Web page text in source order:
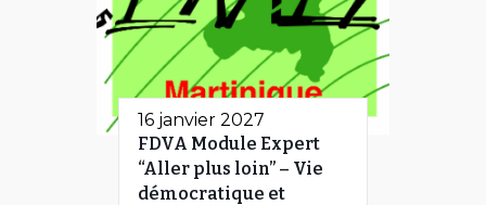
16 janvier 2027
FDVA Module Expert
“Aller plus loin” – Vie
démocratique et